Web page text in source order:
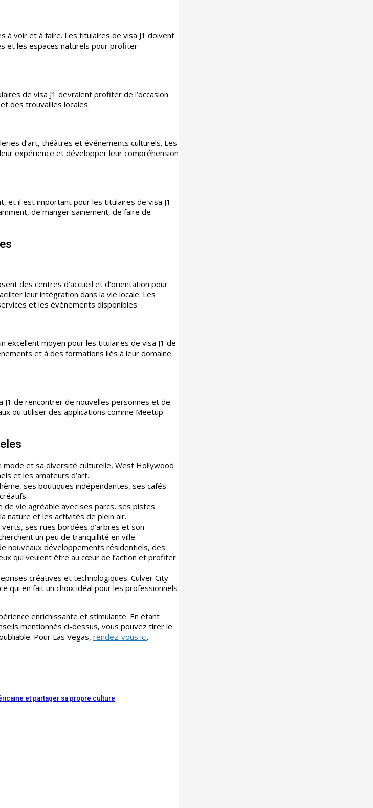
à voir et à faire. Les titulaires de visa J1 doivent
et les espaces naturels pour profiter
de visa J1 devraient profiter de l’occasion
des trouvailles locales.
d’art, théâtres et événements culturels. Les
expérience et développer leur compréhension
et il est important pour les titulaires de visa J1
de manger sainement, de faire de
des centres d’accueil et d’orientation pour
leur intégration dans la vie locale. Les
et les événements disponibles.
excellent moyen pour les titulaires de visa J1 de
et à des formations liés à leur domaine
de rencontrer de nouvelles personnes et de
ou utiliser des applications comme Meetup
mode et sa diversité culturelle, West Hollywood
et les amateurs d’art.
ses boutiques indépendantes, ses cafés
de vie agréable avec ses parcs, ses pistes
nature et les activités de plein air.
ses rues bordées d’arbres et son
un peu de tranquillité en ville.
nouveaux développements résidentiels, des
qui veulent être au cœur de l’action et profiter
créatives et technologiques. Culver City
qui en fait un choix idéal pour les professionnels
enrichissante et stimulante. En étant
mentionnés ci-dessus, vous pouvez tirer le
Pour Las Vegas, rendez-vous ici.
et partager sa propre culture